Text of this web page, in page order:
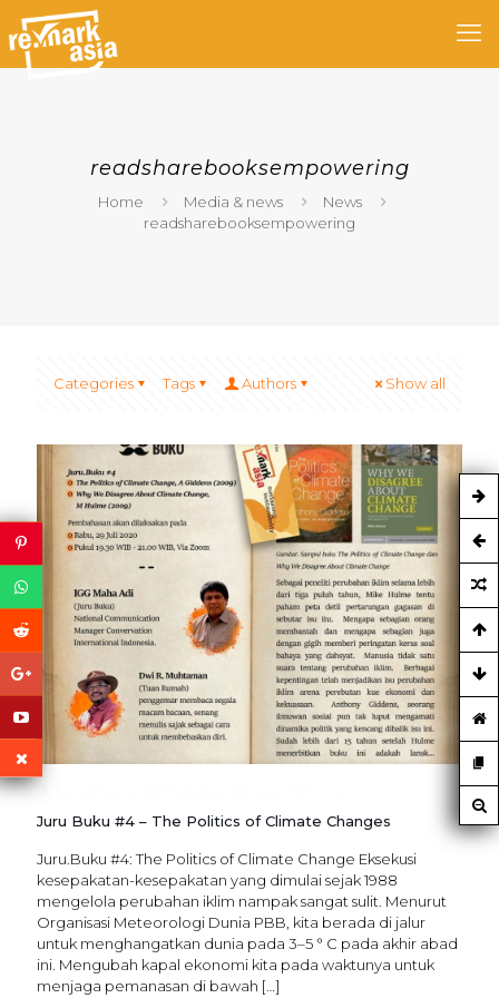
readsharebooksempowering
Home Media & news
News
readsharebooksempowering
Categories Tags Authors Show all
Juru Buku #4 – The Politics of Climate Changes
Juru.Buku #4: The Politics of Climate Change Eksekusi
kesepakatan-kesepakatan yang dimulai sejak 1988
mengelola perubahan iklim nampak sangat sulit. Menurut
Organisasi Meteorologi Dunia PBB, kita berada di jalur
untuk menghangatkan dunia pada 3–5 ° C pada akhir abad
ini. Mengubah kapal ekonomi kita pada waktunya untuk
menjaga pemanasan di bawah […]